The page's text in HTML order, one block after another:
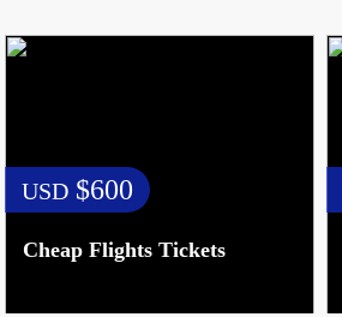
USD $600
Cheap Flights Tickets